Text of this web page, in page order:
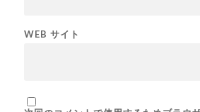
WEB サイト